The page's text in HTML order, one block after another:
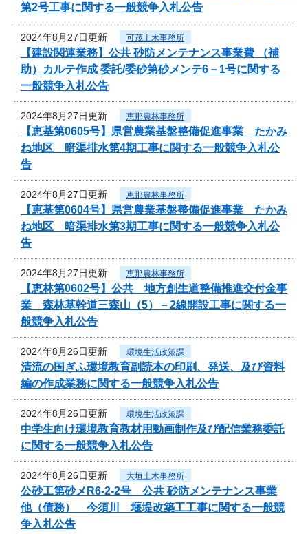
第2号工事に関する一般競争入札公告
2024年8月27日更新 可茂土木事務所
【建設関連業務】公共 砂防メンテナンス事業費 （補
助）カルテ作成 委託/委砂第砂メンテ6－1号に関する
一般競争入札公告
2024年8月27日更新 恵那農林事務所
【恵基第0605号】県営農業基盤整備促進事業 たかみ
ね地区 暗渠排水第4期工事に関する一般競争入札公
告
2024年8月27日更新 恵那農林事務所
【恵基第0604号】県営農業基盤整備促進事業 たかみ
ね地区 暗渠排水第3期工事に関する一般競争入札公
告
2024年8月27日更新 恵那農林事務所
【恵林第0602号】公共 地方創生道整備推進交付金事
業 森林基幹道三森山（5）－2線開設工事に関する一
般競争入札公告
2024年8月26日更新 環境生活政策課
清流の国ぎふ環境教育副読本の印刷、発送、及び資料
編の作成業務に関する一般競争入札公告
2024年8月26日更新 環境生活政策課
中学生向け環境教育教材用動画制作及び配信業務委託
に関する一般競争入札公告
2024年8月26日更新 大垣土木事務所
公砂工第砂メR6-2-2号 公共 砂防メンテナンス事業
他（債務） 今須川 堰堤改築工工事に関する一般競
争入札公告